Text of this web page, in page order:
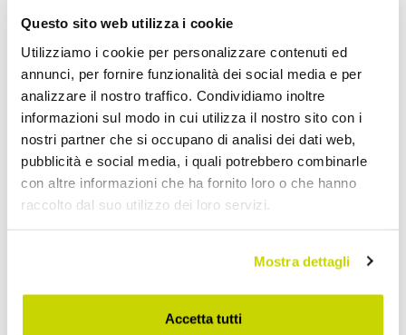
Questo sito web utilizza i cookie
Utilizziamo i cookie per personalizzare contenuti ed
annunci, per fornire funzionalità dei social media e per
analizzare il nostro traffico. Condividiamo inoltre
informazioni sul modo in cui utilizza il nostro sito con i
nostri partner che si occupano di analisi dei dati web,
pubblicità e social media, i quali potrebbero combinarle
con altre informazioni che ha fornito loro o che hanno
raccolto dal suo utilizzo dei loro servizi.
Mostra dettagli
Accetta tutti